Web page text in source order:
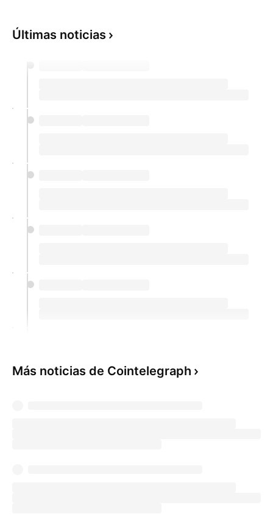
Últimas noticias
Más noticias de Cointelegraph